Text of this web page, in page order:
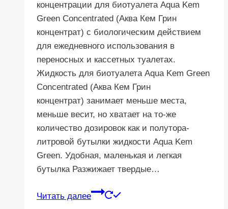
концентрации для биотуалета Aqua Kem
Green Concentrated (Аква Кем Грин
концентрат) с биологическим действием
для ежедневного использования в
переносных и кассетных туалетах.
Жидкость для биотуалета Aqua Kem Green
Concentrated (Аква Кем Грин
концентрат) занимает меньше места,
меньше весит, но хватает на то-же
количество дозировок как и полутора-
литровой бутылки жидкости Aqua Kem
Green. Удобная, маленькая и легкая
бутылка Разжижает твердые…
Читать далее